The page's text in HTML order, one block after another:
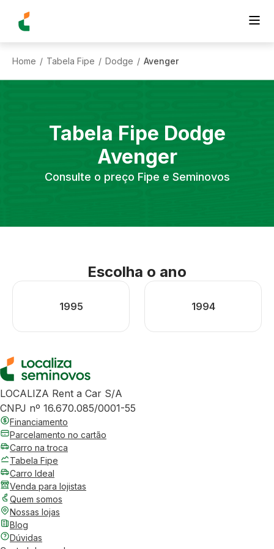
Home / Tabela Fipe / Dodge / Avenger
Tabela Fipe Dodge
Avenger
Consulte o preço Fipe e Seminovos
Escolha o ano
1995 1994
LOCALIZA Rent a Car S/A
CNPJ nº 16.670.085/0001-55
Financiamento
Parcelamento no cartão
Carro na troca
Tabela Fipe
Carro Ideal
Venda para lojistas
Quem somos
Nossas lojas
Blog
Dúvidas